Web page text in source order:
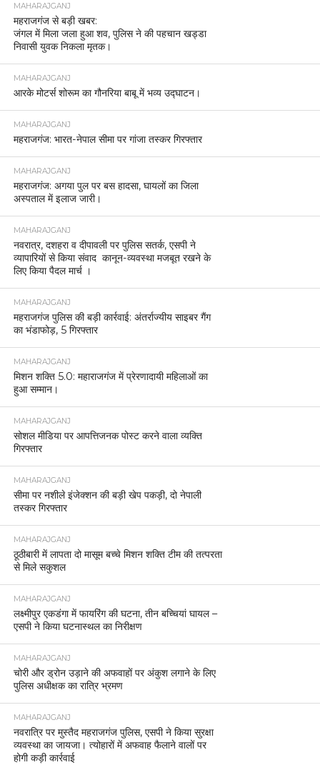
MAHARAJGANJ
महराजगंज से बड़ी खबर:
जंगल में मिला जला हुआ शव, पुलिस ने की पहचान खड्डा
निवासी युवक निकला मृतक।
MAHARAJGANJ
आरके मोटर्स शोरूम का गौनरिया बाबू में भव्य उद्घाटन।
MAHARAJGANJ
महराजगंज: भारत-नेपाल सीमा पर गांजा तस्कर गिरफ्तार
MAHARAJGANJ
महराजगंज: अगया पुल पर बस हादसा, घायलों का जिला
अस्पताल में इलाज जारी।
MAHARAJGANJ
नवरात्र, दशहरा व दीपावली पर पुलिस सतर्क, एसपी ने
व्यापारियों से किया संवाद कानून-व्यवस्था मजबूत रखने के
लिए किया पैदल मार्च ।
MAHARAJGANJ
महराजगंज पुलिस की बड़ी कार्रवाई: अंतर्राज्यीय साइबर गैंग
का भंडाफोड़, 5 गिरफ्तार
MAHARAJGANJ
मिशन शक्ति 5.0: महाराजगंज में प्रेरणादायी महिलाओं का
हुआ सम्मान।
MAHARAJGANJ
सोशल मीडिया पर आपत्तिजनक पोस्ट करने वाला व्यक्ति
गिरफ्तार
MAHARAJGANJ
सीमा पर नशीले इंजेक्शन की बड़ी खेप पकड़ी, दो नेपाली
तस्कर गिरफ्तार
MAHARAJGANJ
ठूठीबारी में लापता दो मासूम बच्चे मिशन शक्ति टीम की तत्परता
से मिले सकुशल
MAHARAJGANJ
लक्ष्मीपुर एकडंगा में फायरिंग की घटना, तीन बच्चियां घायल –
एसपी ने किया घटनास्थल का निरीक्षण
MAHARAJGANJ
चोरी और ड्रोन उड़ाने की अफवाहों पर अंकुश लगाने के लिए
पुलिस अधीक्षक का रात्रि भ्रमण
MAHARAJGANJ
नवरात्रि पर मुस्तैद महराजगंज पुलिस, एसपी ने किया सुरक्षा
व्यवस्था का जायजा। त्योहारों में अफवाह फैलाने वालों पर
होगी कड़ी कार्रवाई